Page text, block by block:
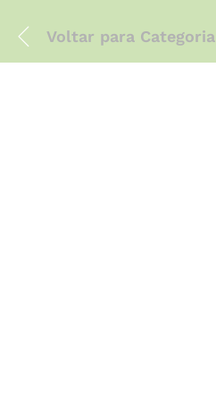
Voltar para Categoria